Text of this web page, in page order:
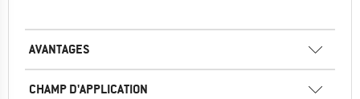
AVANTAGES
CHAMP D'APPLICATION